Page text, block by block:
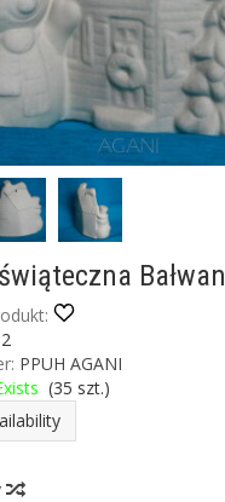
Bałwan
PPUH AGANI
(35 szt.)